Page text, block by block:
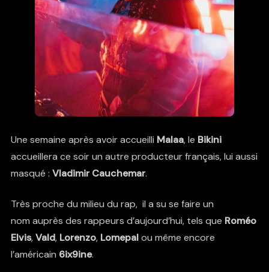
Une semaine après avoir accueilli Malaa, le Bikini
accueillera ce soir un autre producteur français, lui aussi
masqué : Vladimir Cauchemar.
Très proche du milieu du rap,il a su se faire un
nom auprès des rappeurs d’aujourd’hui, tels que Roméo
Elvis,Vald, Lorenzo,Lomepalou même encore
l’américain 6ix9ine.